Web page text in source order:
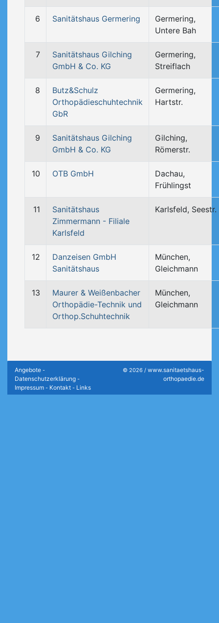
6 Sanitätshaus Germering
Germering,
Untere Bah
7
Sanitätshaus Gilching
GmbH & Co. KG
Germering,
Streiflach
8
Butz&Schulz
Orthopädieschuhtechnik
GbR
Germering,
Hartstr.
9
Sanitätshaus Gilching
GmbH & Co. KG
Gilching,
Römerstr.
10 OTB GmbH
Dachau,
Frühlingst
11
Sanitätshaus
Zimmermann - Filiale
Karlsfeld
Karlsfeld, Seestr.
12
Danzeisen GmbH
Sanitätshaus
München,
Gleichmann
13
Maurer & Weißenbacher
Orthopädie-Technik und
Orthop.Schuhtechnik
München,
Gleichmann
Angebote -
Datenschutzerklärung -
Impressum - Kontakt - Links
© 2026 / www.sanitaetshaus-
orthopaedie.de